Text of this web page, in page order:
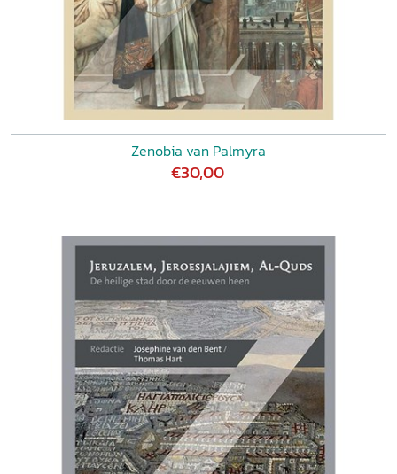
Zenobia van Palmyra
€30,00